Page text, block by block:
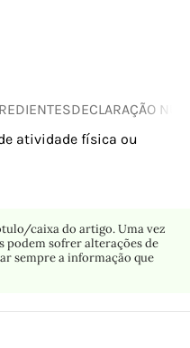
DECLARAÇÃO
atividade física ou
caixa do artigo. Uma vez
podem sofrer alterações de
sempre a informação que